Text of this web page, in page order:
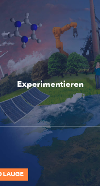
Experimentieren
LAUGE